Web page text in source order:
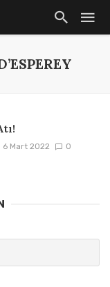
6 Mart 2022 0